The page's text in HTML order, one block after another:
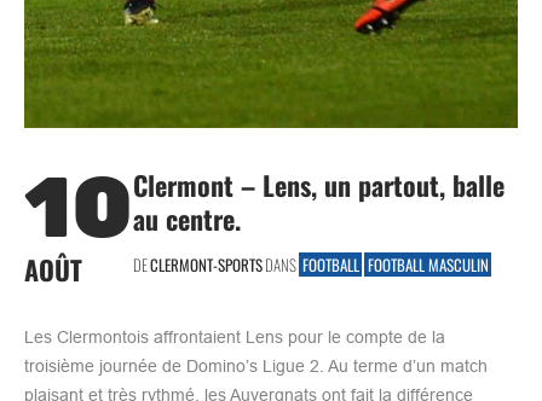
10
AOÛT
Clermont – Lens, un partout, balle
au centre.
DECLERMONT-SPORTSDANS FOOTBALL FOOTBALL MASCULIN
Les Clermontois affrontaient Lens pour le compte de la
troisième journée de Domino’s Ligue 2. Au terme d’un match
plaisant et très rythmé, les Auvergnats ont fait la différence